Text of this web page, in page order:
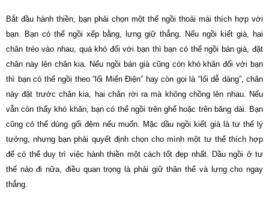
Bắt đầu hành thiền, bạn phải chọn một thế ngồi thoải mái thích hợp với
bạn. Bạn có thể ngồi xếp bằng, lưng giữ thẳng. Nếu ngồi kiết già, hai
chân tréo vào nhau, quá khó đối với bạn thì bạn có thể ngồi bán già, đặt
chân này lên chân kia. Nếu ngồi bán già cũng còn khó khăn đối với bạn
thì bạn có thể ngồi theo “lối Miến Ðiện” hay còn gọi là “lối dễ dàng”, chân
này đặt trước chân kia, hai chân rời ra mà không chồng lên nhau. Nếu
vẫn còn thấy khó khăn, bạn có thể ngồi trên ghế hoặc trên băng dài. Bạn
cũng có thể dùng gối đệm nếu muốn. Mặc dầu ngồi kiết già là tư thế lý
tưởng, nhưng bạn phải quyết định chọn cho mình một tư thế thích hợp
để có thể duy trì việc hành thiền một cách tốt đẹp nhất. Dầu ngồi ở tư
thế nào đi nữa, điều quan trọng là phải giữ thân thể và lưng cho ngay
thẳng.